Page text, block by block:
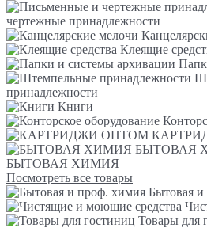
чертежные принадлежности
Клеящие
принадлежности
Книги
БЫТОВАЯ
БЫТОВАЯ ХИМИЯ
Посмотреть все товары
Бытовая
Товары для